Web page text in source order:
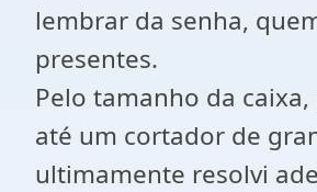
lembrar da senha,
presentes.
Pelo tamanho da
até um cortador de
ultimamente resolvi